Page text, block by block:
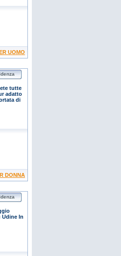
UOMO
tutte
adatto
di
DONNA
In